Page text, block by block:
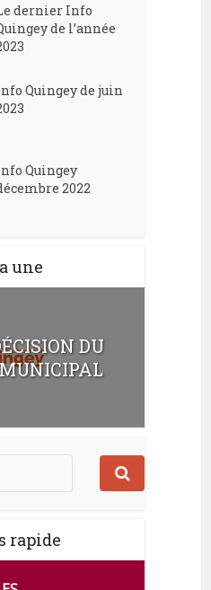
dernier Info
de l’année
Quingey de juin
Quingey
2022
une
DU
rapide